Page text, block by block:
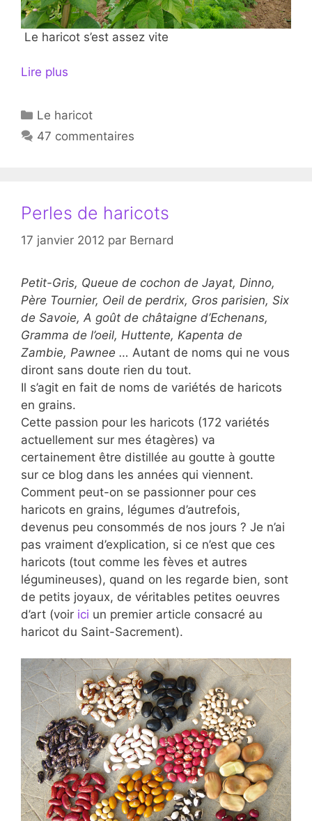
Le haricot s’est assez vite
Lire plus
Catégories
Le haricot
47 commentaires
Perles de haricots
17 janvier 2012 par Bernard
Petit-Gris, Queue de cochon de Jayat, Dinno,
Père Tournier, Oeil de perdrix, Gros parisien, Six
de Savoie, A goût de châtaigne d’Echenans,
Gramma de l’oeil, Huttente, Kapenta de
Zambie, Pawnee … Autant de noms qui ne vous
diront sans doute rien du tout.
Il s’agit en fait de noms de variétés de haricots
en grains.
Cette passion pour les haricots (172 variétés
actuellement sur mes étagères) va
certainement être distillée au goutte à goutte
sur ce blog dans les années qui viennent.
Comment peut-on se passionner pour ces
haricots en grains, légumes d’autrefois,
devenus peu consommés de nos jours ? Je n’ai
pas vraiment d’explication, si ce n’est que ces
haricots (tout comme les fèves et autres
légumineuses), quand on les regarde bien, sont
de petits joyaux, de véritables petites oeuvres
d’art (voir ici un premier article consacré au
haricot du Saint-Sacrement).